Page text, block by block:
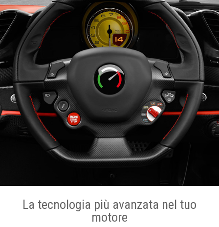
La tecnologia più avanzata nel tuo
motore